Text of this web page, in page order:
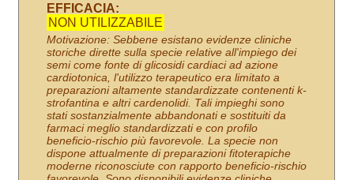
EFFICACIA:
NON UTILIZZABILE
Motivazione: Sebbene esistano evidenze cliniche
storiche dirette sulla specie relative all'impiego dei
semi come fonte di glicosidi cardiaci ad azione
cardiotonica, l'utilizzo terapeutico era limitato a
preparazioni altamente standardizzate contenenti k-
strofantina e altri cardenolidi. Tali impieghi sono
stati sostanzialmente abbandonati e sostituiti da
farmaci meglio standardizzati e con profilo
beneficio-rischio più favorevole. La specie non
dispone attualmente di preparazioni fitoterapiche
moderne riconosciute con rapporto beneficio-rischio